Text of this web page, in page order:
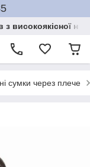
з високоякісної
сумки через плече